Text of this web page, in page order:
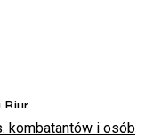
Biur
kombatantów i osób